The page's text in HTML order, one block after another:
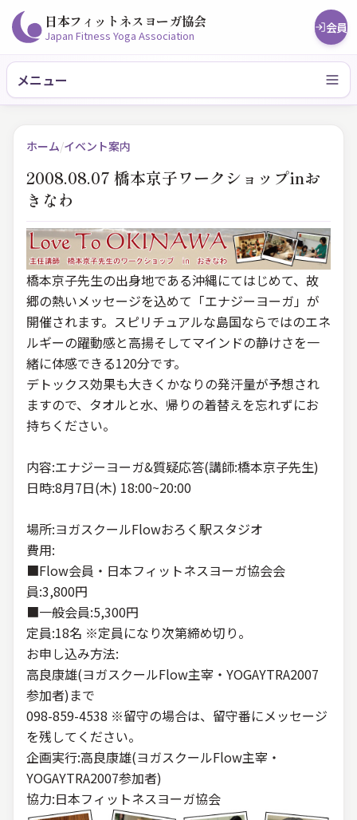
日本フィットネスヨーガ協会
Japan Fitness Yoga Association 会員
メニュー
ホーム/イベント案内
2008.08.07 橋本京子ワークショップinお
きなわ
橋本京子先生の出身地である沖縄にてはじめて、故
郷の熱いメッセージを込めて「エナジーヨーガ」が
開催されます。スピリチュアルな島国ならではのエネ
ルギーの躍動感と高揚そしてマインドの静けさを一
緒に体感できる120分です。
デトックス効果も大きくかなりの発汗量が予想され
ますので、タオルと水、帰りの着替えを忘れずにお
持ちください。
内容:エナジーヨーガ&質疑応答(講師:橋本京子先生)
日時:8月7日(木) 18:00~20:00
場所:ヨガスクールFlowおろく駅スタジオ
費用:
■Flow会員・日本フィットネスヨーガ協会会
員:3,800円
■一般会員:5,300円
定員:18名 ※定員になり次第締め切り。
お申し込み方法:
高良康雄(ヨガスクールFlow主宰・YOGAYTRA2007
参加者)まで
098-859-4538 ※留守の場合は、留守番にメッセージ
を残してください。
企画実行:高良康雄(ヨガスクールFlow主宰・
YOGAYTRA2007参加者)
協力:日本フィットネスヨーガ協会